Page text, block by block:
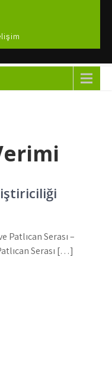
Patlıcan Serası –
Serası […]